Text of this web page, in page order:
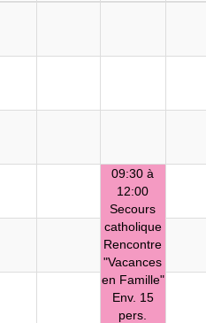
09:30 à
12:00
Secours
catholique
Rencontre
"Vacances
en Famille"
Env. 15
pers.